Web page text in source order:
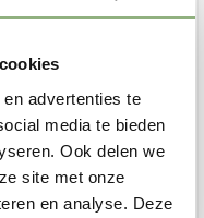
advertenties te
media te bieden
Ook delen we
site met onze
en analyse. Deze